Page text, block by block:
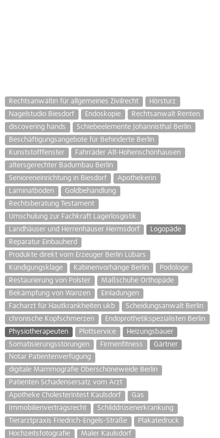
Rechtsanwältin für allgemeines Zivilrecht
Hörsturz
Nagelstudio Biesdorf
Endoskopie
Rechtsanwalt Renten
discovering hands
Schiebeelemente Johannisthal Berlin
Beschäftigungsangebote für Behinderte Berlin
Kunststofffenster
Fahrräder Alt-Hohenschönhausen
altersgerechter Badumbau Berlin
Senioreneinrichtung in Biesdorf
Apothekerin
Laminatböden
Goldbehandlung
Rechtsberatung Testament
Umschulung zur Fachkraft Lagerlosgistik
Landhäuser und Herrenhäuser Hermsdorf
Logopäde
Reparatur Einbauherd
Produkte direkt vom Erzeuger Berlin Lübars
Kündigungsklage
Kabinenvorhänge Berlin
Podologe
Restaurierung von Polster
Maßschuhe Orthopäde
Bekämpfung von Wanzen
Einladungen
Facharzt für Hautkrankheiten ukb
Scheidungsanwalt Berlin
chronische Kopfschmerzen
Endoprothetikspezialisten Berlin
Physiotherapeuten
Plottservice
Heizungsbauer
Somatisierungsstörungen
Firmenfitness
Gärtner
Notar Patientenverfügung
digitale Mammografie Oberschöneweide Berlin
Patienten Schadensersatz vom Arzt
Apotheke Cholesterintest Kaulsdorf
Gas
Immobilienvertragsrecht
Schilddrüsenerkrankung
Tierarztpraxis Friedrich-Engels-Straße
Plakatedruck
Hochzeitsfotografie
Maler Kaulsdorf